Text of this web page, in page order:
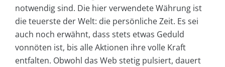
notwendig sind. Die hier verwendete Währung ist
die teuerste der Welt: die persönliche Zeit. Es sei
auch noch erwähnt, dass stets etwas Geduld
vonnöten ist, bis alle Aktionen ihre volle Kraft
entfalten. Obwohl das Web stetig pulsiert, dauert